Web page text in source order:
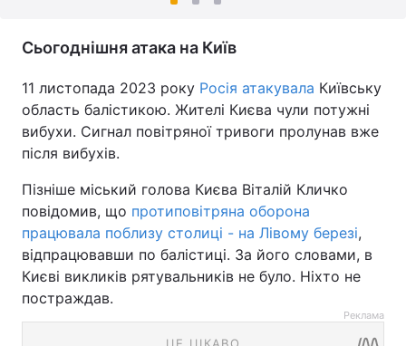
Сьогоднішня атака на Київ
11 листопада 2023 року Росія атакувала Київську
область балістикою. Жителі Києва чули потужні
вибухи. Сигнал повітряної тривоги пролунав вже
після вибухів.
Пізніше міський голова Києва Віталій Кличко
повідомив, що протиповітряна оборона
працювала поблизу столиці - на Лівому березі,
відпрацювавши по балістиці. За його словами, в
Києві викликів рятувальників не було. Ніхто не
постраждав.
Реклама